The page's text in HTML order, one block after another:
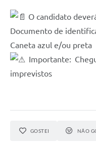
O candidato
Documento de
Caneta azul e/ou preta
Importante:
imprevistos
GOSTEI NÃO